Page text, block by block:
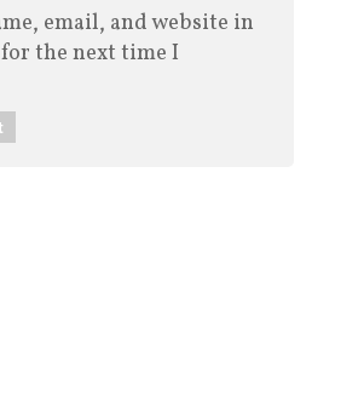
email, and website in
the next time I